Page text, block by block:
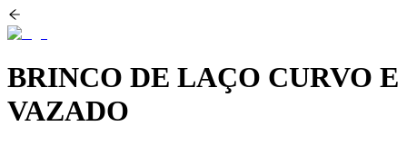
BRINCO DE LAÇO CURVO E
VAZADO